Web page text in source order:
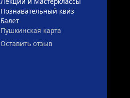
Познавательный квиз
Балет
Пушкинская карта
Оставить отзыв